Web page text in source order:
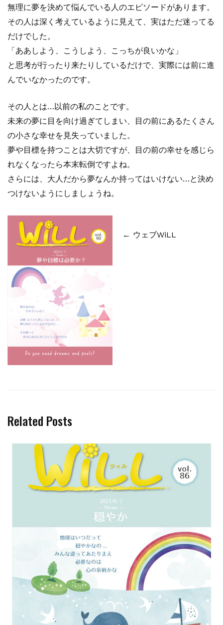
無理に夢を決めて悩んでいる人のエピソードがあります。
その人は深く考えているように見えて、実はただ迷ってる
だけでした。
「ああしよう、こうしよう、こっちが良いかな」
と思考が行ったり来たりしているだけで、実際には前に進
んでいなかったのです。
その人とは…以前の私のことです。
未来の夢に目を向け過ぎてしまい、目の前にあるたくさん
の小さな幸せを見失っていました。
夢や目標を持つことは大切ですが、目の前の幸せを感じら
れなくなったら本末転倒ですよね。
さらには、大人だから夢なんか持ってはいけない…と決め
つけないようにしましょうね。
← ウェブWiLL
Related Posts